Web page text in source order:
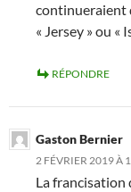
continueraient
« Jersey » ou «
RÉPONDRE
Gaston Bernier
2 FÉVRIER 2019 À
La francisation